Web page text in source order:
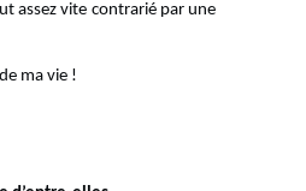
assez vite contrarié par une
ma vie !